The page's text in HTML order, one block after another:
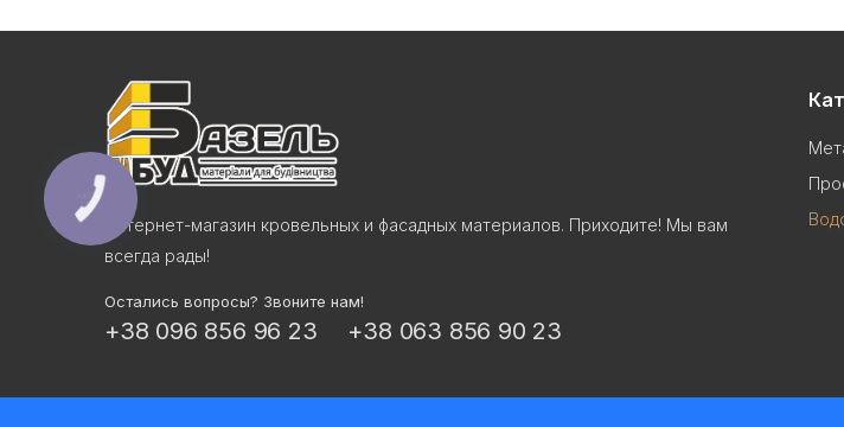
Интернет-магазин кровельных и фасадных материалов. Приходите! Мы вам
всегда рады!
Остались вопросы? Звоните нам!
+38 096 856 96 23 +38 063 856 90 23
КНОПКА
СВЯЗИ